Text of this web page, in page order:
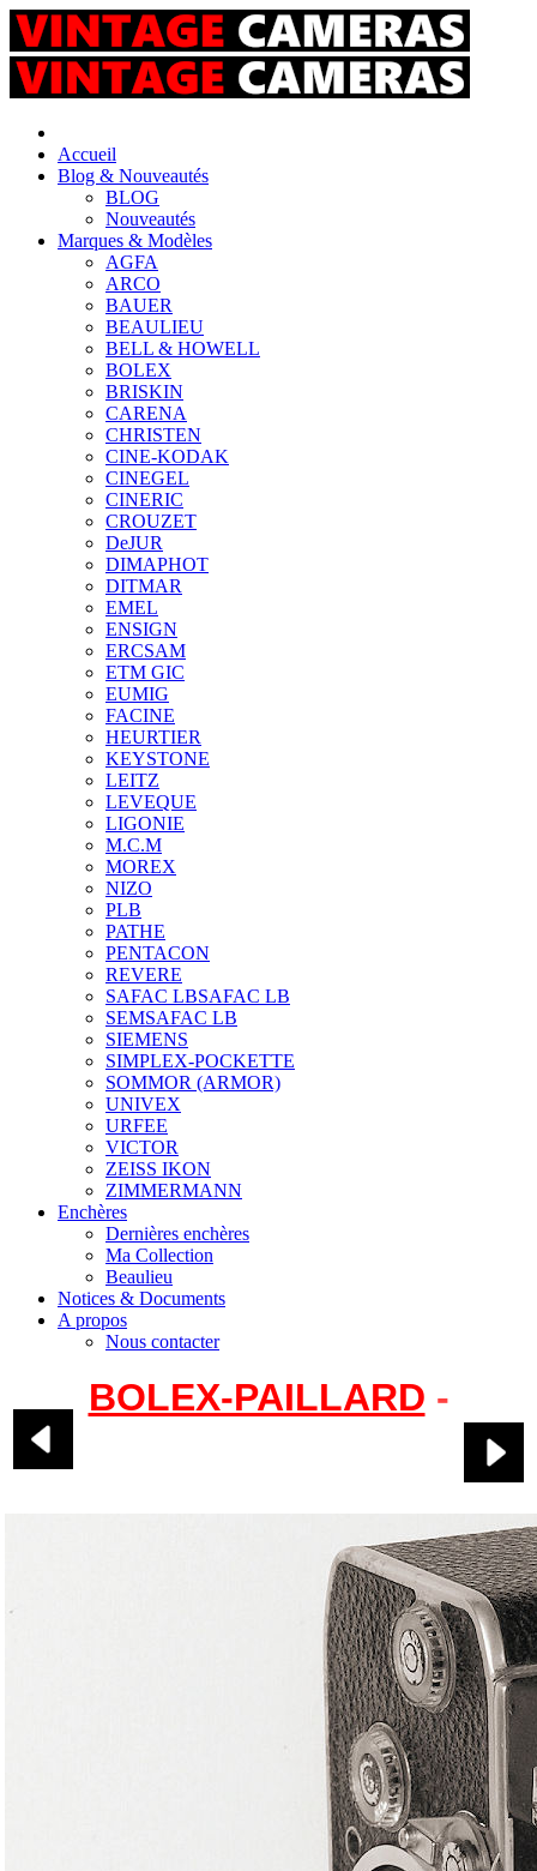
Accueil
Blog & Nouveautés
BLOG
Nouveautés
Marques & Modèles
AGFA
ARCO
BAUER
BEAULIEU
BELL & HOWELL
BOLEX
BRISKIN
CARENA
CHRISTEN
CINE-KODAK
CINEGEL
CINERIC
CROUZET
DeJUR
DIMAPHOT
DITMAR
EMEL
ENSIGN
ERCSAM
ETM GIC
EUMIG
FACINE
HEURTIER
KEYSTONE
LEITZ
LEVEQUE
LIGONIE
M.C.M
MOREX
NIZO
PLB
PATHE
PENTACON
REVERE
SAFAC LBSAFAC LB
SEMSAFAC LB
SIEMENS
SIMPLEX-POCKETTE
SOMMOR (ARMOR)
UNIVEX
URFEE
VICTOR
ZEISS IKON
ZIMMERMANN
Enchères
Dernières enchères
Ma Collection
Beaulieu
Notices & Documents
A propos
Nous contacter
BOLEX-PAILLARD -